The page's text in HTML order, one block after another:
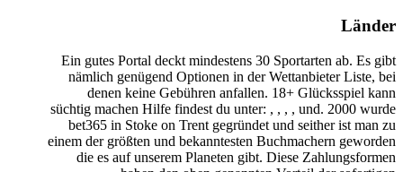
Länder
Ein gutes Portal deckt mindestens 30 Sportarten ab. Es gibt
nämlich genügend Optionen in der Wettanbieter Liste, bei
denen keine Gebühren anfallen. 18+ Glücksspiel kann
süchtig machen Hilfe findest du unter: , , , , und. 2000 wurde
bet365 in Stoke on Trent gegründet und seither ist man zu
einem der größten und bekanntesten Buchmachern geworden
die es auf unserem Planeten gibt. Diese Zahlungsformen